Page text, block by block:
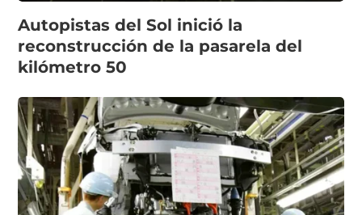
Autopistas del Sol inició la
reconstrucción de la pasarela del
kilómetro 50